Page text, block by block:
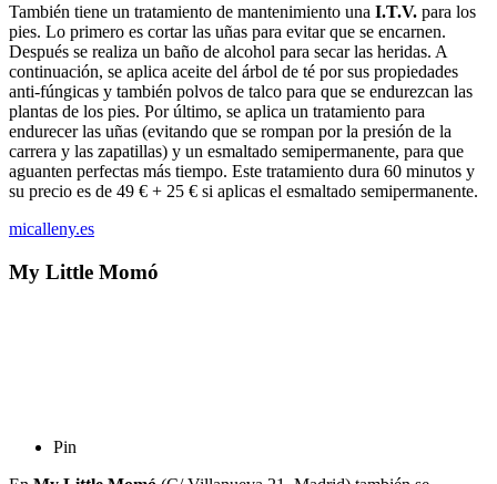
También tiene un tratamiento de mantenimiento una I.T.V. para los
pies. Lo primero es cortar las uñas para evitar que se encarnen.
Después se realiza un baño de alcohol para secar las heridas. A
continuación, se aplica aceite del árbol de té por sus propiedades
anti-fúngicas y también polvos de talco para que se endurezcan las
plantas de los pies. Por último, se aplica un tratamiento para
endurecer las uñas (evitando que se rompan por la presión de la
carrera y las zapatillas) y un esmaltado semipermanente, para que
aguanten perfectas más tiempo. Este tratamiento dura 60 minutos y
su precio es de 49 € + 25 € si aplicas el esmaltado semipermanente.
micalleny.es
My Little Momó
Pin